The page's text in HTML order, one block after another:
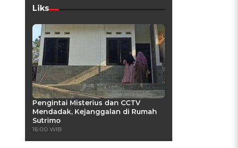
Liks
Pengintai Misterius dan CCTV
Mendadak, Kejanggalan di Rumah
Sutrimo
16:00 WIB